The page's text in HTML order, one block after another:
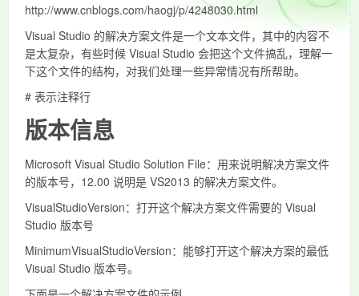
http://www.cnblogs.com/haogj/p/4248030.html
Visual Studio 的解决方案文件是一个文本文件，其中的内容不
是太复杂，有些时候 Visual Studio 会把这个文件搞乱，理解一
下这个文件的结构，对我们处理一些异常情况有所帮助。
# 表示注释行
版本信息
Microsoft Visual Studio Solution File：用来说明解决方案文件
的版本号，12.00 说明是 VS2013 的解决方案文件。
VisualStudioVersion：打开这个解决方案文件需要的 Visual
Studio 版本号
MinimumVisualStudioVersion：能够打开这个解决方案的最低
Visual Studio 版本号。